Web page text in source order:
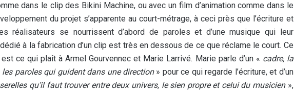
dans le clip des Bikini Machine, ou avec un film d’animation comme dans le
du projet s’apparente au court-métrage, à ceci près que l’écriture et
réalisateurs se nourrissent d’abord de paroles et d’une musique qui leur
à la fabrication d’un clip est très en dessous de ce que réclame le court. Ce
ce qui plaît à Armel Gourvennec et Marie Larrivé. Marie parle d’un « cadre, la
paroles qui guident dans une direction» pour ce qui regarde l’écriture, et d’un
qu’il faut trouver entre deux univers, le sien propre et celui du musicien»,